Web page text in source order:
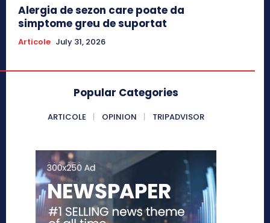
Alergia de sezon care poate da
simptome greu de suportat
Articole July 31, 2026
Popular Categories
ARTICOLE OPINION TRIPADVISOR